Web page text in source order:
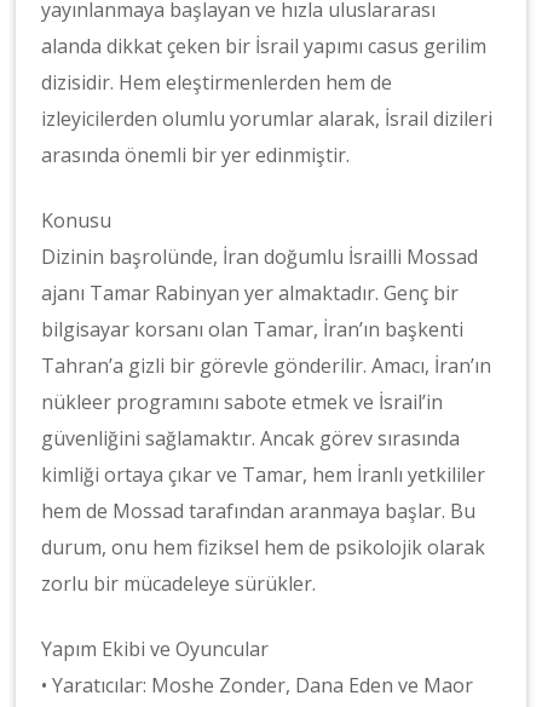
yayınlanmaya başlayan ve hızla uluslararası
alanda dikkat çeken bir İsrail yapımı casus gerilim
dizisidir. Hem eleştirmenlerden hem de
izleyicilerden olumlu yorumlar alarak, İsrail dizileri
arasında önemli bir yer edinmiştir.
Konusu
Dizinin başrolünde, İran doğumlu İsrailli Mossad
ajanı Tamar Rabinyan yer almaktadır. Genç bir
bilgisayar korsanı olan Tamar, İran’ın başkenti
Tahran’a gizli bir görevle gönderilir. Amacı, İran’ın
nükleer programını sabote etmek ve İsrail’in
güvenliğini sağlamaktır. Ancak görev sırasında
kimliği ortaya çıkar ve Tamar, hem İranlı yetkililer
hem de Mossad tarafından aranmaya başlar. Bu
durum, onu hem fiziksel hem de psikolojik olarak
zorlu bir mücadeleye sürükler.
Yapım Ekibi ve Oyuncular
• Yaratıcılar: Moshe Zonder, Dana Eden ve Maor